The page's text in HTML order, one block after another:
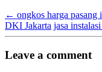
← ongkos harga
DKI Jakarta jasa
Leave a comment